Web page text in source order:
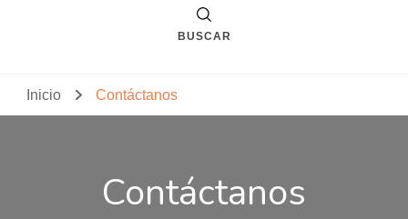
BUSCAR
Inicio Contáctanos
Contáctanos